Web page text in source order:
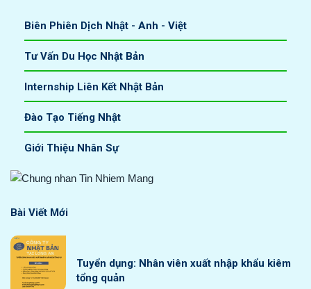
Biên Phiên Dịch Nhật - Anh - Việt
Tư Vấn Du Học Nhật Bản
Internship Liên Kết Nhật Bản
Đào Tạo Tiếng Nhật
Giới Thiệu Nhân Sự
Bài Viết Mới
Tuyển dụng: Nhân viên xuất nhập khẩu kiêm
tổng quản